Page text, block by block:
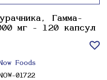
Гамма-
мг - 120 капсул
Foods
01722